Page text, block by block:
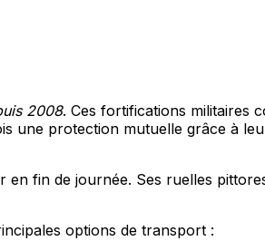
2008. Ces fortifications militaires
une protection mutuelle grâce à
fin de journée. Ses ruelles
options de transport :